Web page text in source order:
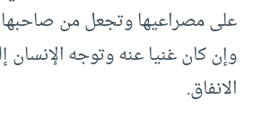
على مصراعيها وتجعل من
وإن كان غنيا عنه وتوجه الإنسان
الانفاق.